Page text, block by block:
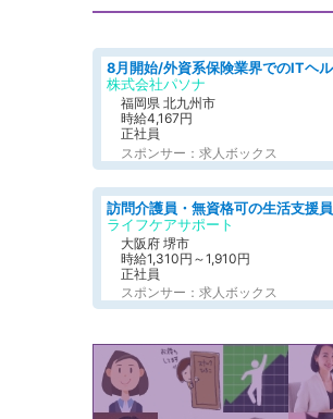
株式会社パソナ
福岡県 北九州市
時給4,167円
正社員
スポンサー：求人ボックス
訪問介護員・無資格可の生活支援員
ライフケアサポート
大阪府 堺市
時給1,310円～1,910円
正社員
スポンサー：求人ボックス